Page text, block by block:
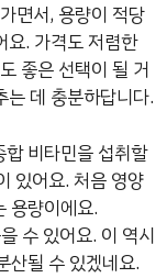
면서, 용량이 적당
요. 가격도 저렴한
좋은 선택이 될 거
데 충분하답니다.
비타민을 섭취할
있어요. 처음 영양
용량이에요.
수 있어요. 이 역시
산될 수 있겠네요.